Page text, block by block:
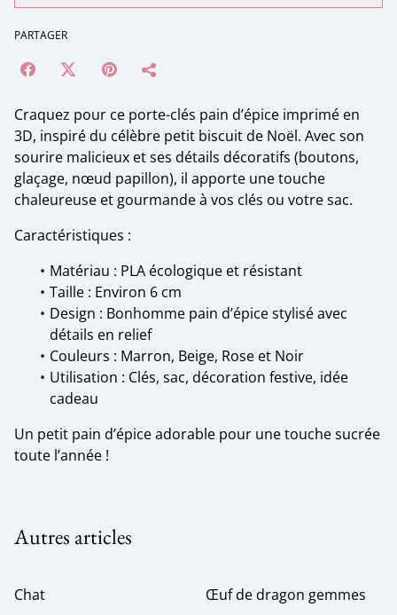
PARTAGER
Craquez pour ce porte-clés pain d’épice imprimé en
3D, inspiré du célèbre petit biscuit de Noël. Avec son
sourire malicieux et ses détails décoratifs (boutons,
glaçage, nœud papillon), il apporte une touche
chaleureuse et gourmande à vos clés ou votre sac.
Caractéristiques :
Matériau : PLA écologique et résistant
Taille : Environ 6 cm
Design : Bonhomme pain d’épice stylisé avec
détails en relief
Couleurs : Marron, Beige, Rose et Noir
Utilisation : Clés, sac, décoration festive, idée
cadeau
Un petit pain d’épice adorable pour une touche sucrée
toute l’année !
Autres articles
Chat
Œuf de dragon gemmes